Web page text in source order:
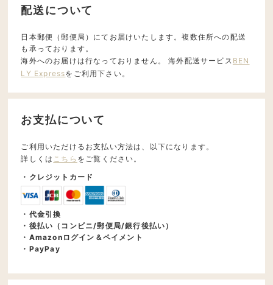
配送について
日本郵便（郵便局）にてお届けいたします。複数住所への配送
も承っております。
海外へのお届けは行なっておりません。 海外配送サービス BEN
LY Expressをご利用下さい。
お支払について
ご利用いただけるお支払い方法は、以下になります。
詳しくは こちら をご覧ください。
・クレジットカード
・代金引換
・後払い（コンビニ/郵便局/銀行後払い）
・Amazonログイン＆ペイメント
・PayPay